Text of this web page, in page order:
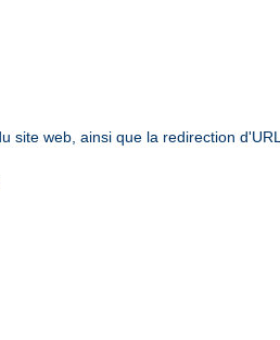
site web, ainsi que la redirection d'URL